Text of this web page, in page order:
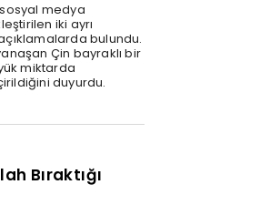
sosyal medya
iki ayrı
bulundu.
Çin bayraklı bir
miktarda
duyurdu.
Bıraktığı